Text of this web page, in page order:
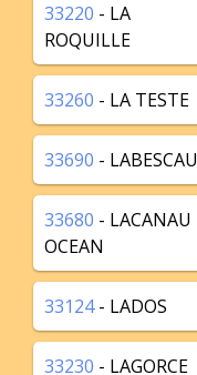
33220 - LA
ROQUILLE
33260 - LA TESTE
33690 - LABESCAU
33680 - LACANAU
OCEAN
33124- LADOS
33230 - LAGORCE